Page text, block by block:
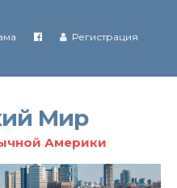
в Иране Регистрация
Мир
Америки